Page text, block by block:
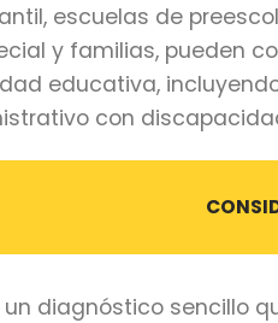
escuelas de
y familias, pueden
educativa,
con
diagnóstico sencillo